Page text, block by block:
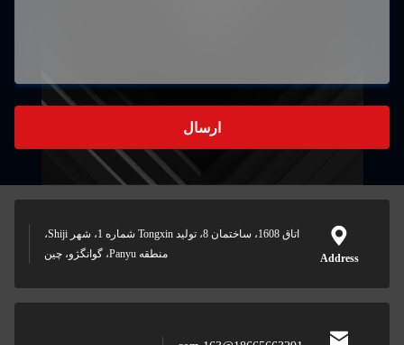
ارسال
Address
اتاق 1608، ساختمان 8، توليد Tongxin شماره 1، شهر Shiji،
منطقه Panyu، گوانگژو، چين